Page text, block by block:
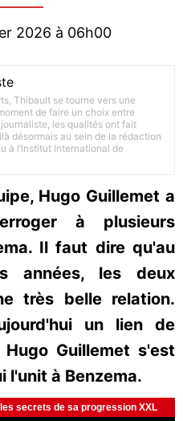
2026 à 06h00
Thibault se tourne vers une
de faire un choix entre
les qualités ont fait
désormais au sein de la rédaction
à l’Institut International de
Hugo Guillemet a
à plusieurs
Il faut dire qu'au
années, les deux
très belle relation.
un lien de
Guillemet s'est
l'unit à Benzema.